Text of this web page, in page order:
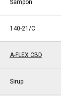
Šampon
140-21/C
A-FLEX CBD
Sirup